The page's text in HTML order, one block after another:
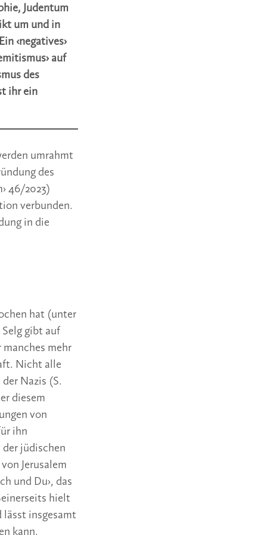
Judentum
um und in
‹negatives›
auf
des
ihr ein
umrahmt
des
46/2023)
verbunden.
in die
hat (unter
gibt auf
manches mehr
Nicht alle
Nazis (S.
diesem
von
ihn
jüdischen
Jerusalem
und Du›, das
hielt
lässt insgesamt
kann.